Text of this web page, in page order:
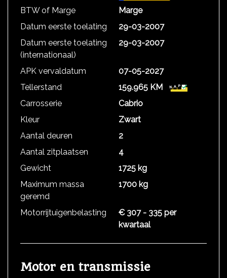
BTW of Marge
Marge
Datum eerste toelating
29-03-2007
Datum eerste toelating
(internationaal)
29-03-2007
APK vervaldatum
07-05-2027
Tellerstand
159.965 KM
Carrosserie
Cabrio
Kleur
Zwart
Aantal deuren
2
Aantal zitplaatsen
4
Gewicht
1725 kg
Maximum massa
geremd
1700 kg
Motorrijtuigenbelasting
€ 307 - 335 per
kwartaal
Motor en transmissie